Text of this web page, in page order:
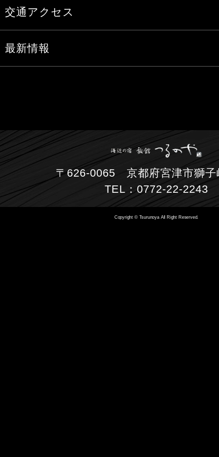
交通アクセス
最新情報
〒626-0065 京都府宮津市獅子
TEL：0772-22-2243
Copyright © Tsurunoya All Right Reserved.